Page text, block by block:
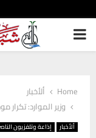
PRIMARY
Home
ألأخبار
وزير الموارد: تكرار
ألأخبار إذاعة وتلفزيون